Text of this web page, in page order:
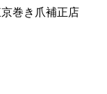
巻き爪補正店